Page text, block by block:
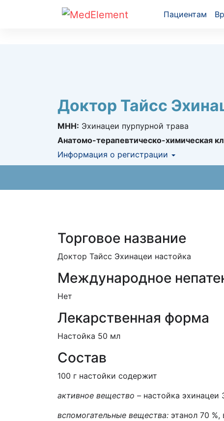
Пациентам
Доктор Тайсс
МНН: Эхинацеи пурпурной трава
Анатомо-терапевтическо-химическая
Информация о регистрации
Торговое название
Доктор Тайсс Эхинацеи настойка
Международное
Нет
Лекарственная форма
Настойка 50 мл
Состав
100 г настойки содержит
активное вещество – настойка эхинацеи
вспомогательные вещества: этанол 70